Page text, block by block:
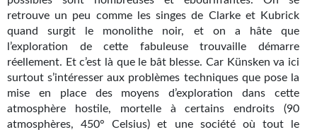
En numérique
S'abonner
Les critiques
Le blog
retrouve un peu comme les singes de Clarke et Kubrick
quand surgit le monolithe noir, et on a hâte que
l’exploration de cette fabuleuse trouvaille démarre
réellement. Et c’est là que le bât blesse. Car Künsken va ici
surtout s’intéresser aux problèmes techniques que pose la
mise en place des moyens d’exploration dans cette
atmosphère hostile, mortelle à certains endroits (90
atmosphères, 450° Celsius) et une société où tout le